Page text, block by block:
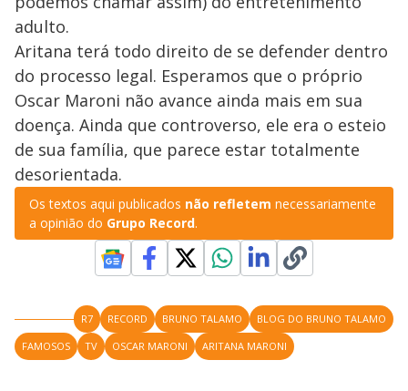
d
e
o
adulto.
Aritana terá todo direito de se defender dentro
do processo legal. Esperamos que o próprio
Oscar Maroni não avance ainda mais em sua
doença. Ainda que controverso, ele era o esteio
de sua família, que parece estar totalmente
desorientada.
Os textos aqui publicados não refletem necessariamente
a opinião do Grupo Record.
R7 RECORD BRUNO TALAMO
BLOG DO BRUNO TALAMO
FAMOSOS
TV OSCAR MARONI ARITANA MARONI